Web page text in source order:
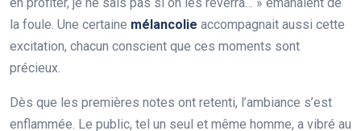
la foule. Une certaine mélancolie accompagnait aussi cette
excitation, chacun conscient que ces moments sont
précieux.
Dès que les premières notes ont retenti, l’ambiance s’est
enflammée. Le public, tel un seul et même homme, a vibré au